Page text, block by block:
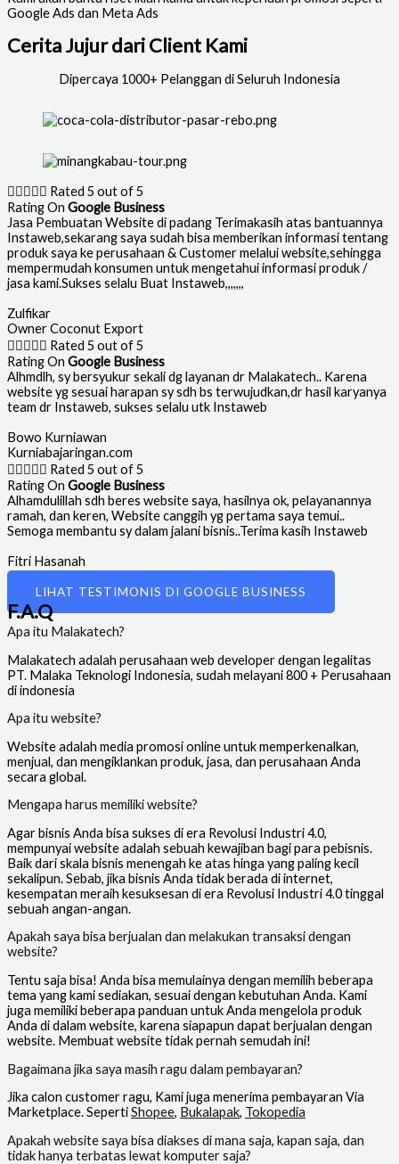
Google Ads dan Meta Ads
Cerita Jujur dari Client Kami
Dipercaya 1000+ Pelanggan di Seluruh Indonesia
 Rated 5 out of 5
Rating On Google Business
Jasa Pembuatan Website di padang Terimakasih atas bantuannya
Instaweb,sekarang saya sudah bisa memberikan informasi tentang
produk saya ke perusahaan & Customer melalui website,sehingga
mempermudah konsumen untuk mengetahui informasi produk /
jasa kami.Sukses selalu Buat Instaweb,,,,,,,
Zulfikar
Owner Coconut Export
 Rated 5 out of 5
Rating On Google Business
Alhmdlh, sy bersyukur sekali dg layanan dr Malakatech.. Karena
website yg sesuai harapan sy sdh bs terwujudkan,dr hasil karyanya
team dr Instaweb, sukses selalu utk Instaweb
Bowo Kurniawan
Kurniabajaringan.com
 Rated 5 out of 5
Rating On Google Business
Alhamdulillah sdh beres website saya, hasilnya ok, pelayanannya
ramah, dan keren, Website canggih yg pertama saya temui..
Semoga membantu sy dalam jalani bisnis..Terima kasih Instaweb
Fitri Hasanah
Owner Service Rolling Door
LIHAT TESTIMONIS DI GOOGLE BUSINESS
F.A.Q
Apa itu Malakatech?
Malakatech adalah perusahaan web developer dengan legalitas
PT. Malaka Teknologi Indonesia, sudah melayani 800 + Perusahaan
di indonesia
Apa itu website?
Website adalah media promosi online untuk memperkenalkan,
menjual, dan mengiklankan produk, jasa, dan perusahaan Anda
secara global.
Mengapa harus memiliki website?
Agar bisnis Anda bisa sukses di era Revolusi Industri 4.0,
mempunyai website adalah sebuah kewajiban bagi para pebisnis.
Baik dari skala bisnis menengah ke atas hinga yang paling kecil
sekalipun. Sebab, jika bisnis Anda tidak berada di internet,
kesempatan meraih kesuksesan di era Revolusi Industri 4.0 tinggal
sebuah angan-angan.
Apakah saya bisa berjualan dan melakukan transaksi dengan
website?
Tentu saja bisa! Anda bisa memulainya dengan memilih beberapa
tema yang kami sediakan, sesuai dengan kebutuhan Anda. Kami
juga memiliki beberapa panduan untuk Anda mengelola produk
Anda di dalam website, karena siapapun dapat berjualan dengan
website. Membuat website tidak pernah semudah ini!
Bagaimana jika saya masih ragu dalam pembayaran?
Jika calon customer ragu, Kami juga menerima pembayaran Via
Marketplace. SepertiShopee, Bukalapak, Tokopedia
Apakah website saya bisa diakses di mana saja, kapan saja, dan
tidak hanya terbatas lewat komputer saja?